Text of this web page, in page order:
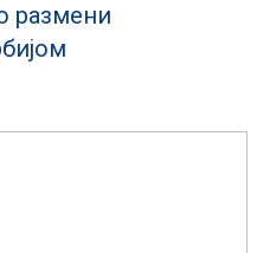
размени